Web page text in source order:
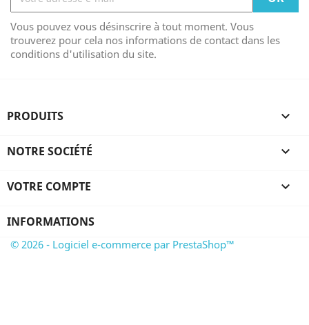
Vous pouvez vous désinscrire à tout moment. Vous
trouverez pour cela nos informations de contact dans les
conditions d'utilisation du site.
PRODUITS 
NOTRE SOCIÉTÉ 
VOTRE COMPTE 
INFORMATIONS
© 2026 - Logiciel e-commerce par PrestaShop™